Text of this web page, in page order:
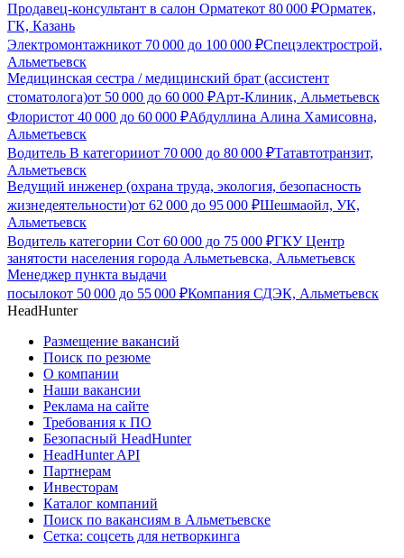
Продавец-консультант в салон Орматекот 80 000 ₽Орматек,
ГК, Казань
Электромонтажникот 70 000 до 100 000 ₽Спецэлектрострой,
Альметьевск
Медицинская сестра / медицинский брат (ассистент
стоматолога)от 50 000 до 60 000 ₽Арт-Клиник, Альметьевск
Флористот 40 000 до 60 000 ₽Абдуллина Алина Хамисовна,
Альметьевск
Водитель В категорииот 70 000 до 80 000 ₽Татавтотранзит,
Альметьевск
Ведущий инженер (охрана труда, экология, безопасность
жизнедеятельности)от 62 000 до 95 000 ₽Шешмаойл, УК,
Альметьевск
Водитель категории Сот 60 000 до 75 000 ₽ГКУ Центр
занятости населения города Альметьевска, Альметьевск
Менеджер пункта выдачи
посылокот 50 000 до 55 000 ₽Компания СДЭК, Альметьевск
HeadHunter
Размещение вакансий
Поиск по резюме
О компании
Наши вакансии
Реклама на сайте
Требования к ПО
Безопасный HeadHunter
HeadHunter API
Партнерам
Инвесторам
Каталог компаний
Поиск по вакансиям в Альметьевске
Сетка: соцсеть для нетворкинга